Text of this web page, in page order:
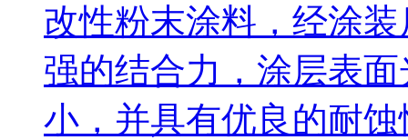
改性粉末涂料，经涂
强的结合力，涂层表
小，并具有优良的耐